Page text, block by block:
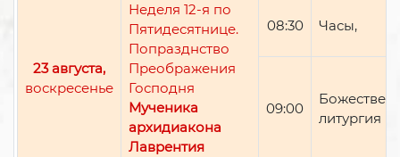
23 августа,
воскресенье
Неделя 12-я по
Пятидесятнице.
Попразднство
Преображения
Господня
Мученика
архидиакона
Лаврентия
08:30 Часы,
09:00
литургия